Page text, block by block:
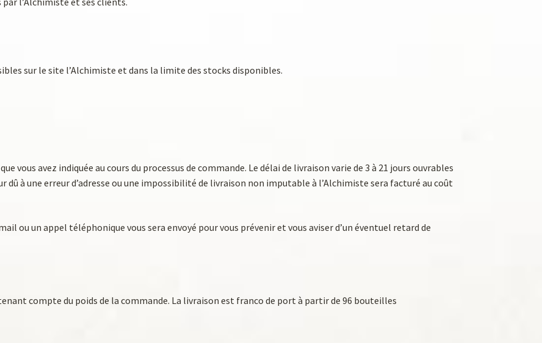
sur le site l’Alchimiste et dans la limite des stocks disponibles.
vous avez indiquée au cours du processus de commande. Le délai de livraison varie de 3 à 21 jours ouvrables
à une erreur d’adresse ou une impossibilité de livraison non imputable à l’Alchimiste sera facturé au coût
ou un appel téléphonique vous sera envoyé pour vous prévenir et vous aviser d’un éventuel retard de
compte du poids de la commande. La livraison est franco de port à partir de 96 bouteilles